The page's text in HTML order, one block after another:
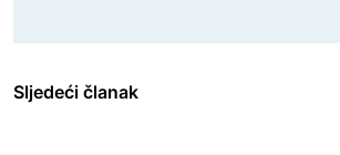
Sljedeći članak